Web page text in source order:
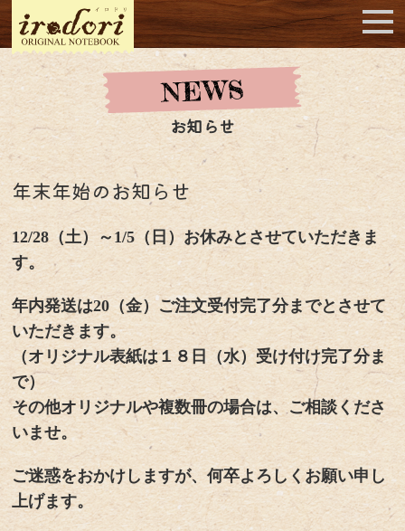
お知らせ
年末年始のお知らせ
12/28（土）～1/5（日）お休みとさせていただきま
す。
年内発送は20（金）ご注文受付完了分までとさせて
いただきます。
（オリジナル表紙は１８日（水）受け付け完了分ま
で）
その他オリジナルや複数冊の場合は、ご相談くださ
いませ。
ご迷惑をおかけしますが、何卒よろしくお願い申し
上げます。